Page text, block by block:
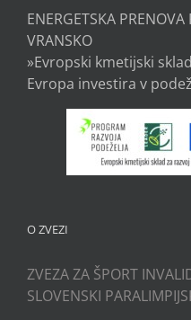
ENERGETSKA PRENOVA
VRANSKO
»Evropski kmetijski
Evropa investira v
O ZVEZI
ZVEZA ZA ŠPORT
SLOVENSKI